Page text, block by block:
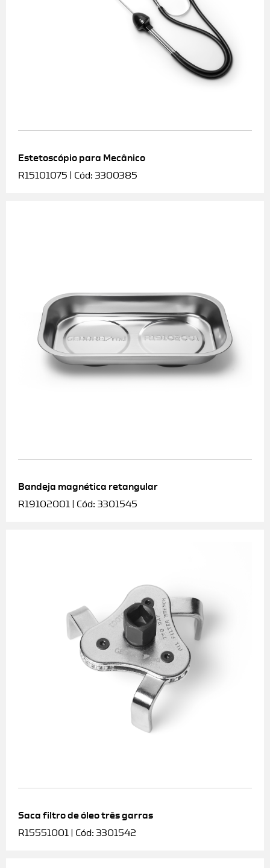
Estetoscópio para Mecânico
R15101075 | Cód: 3300385
Bandeja magnética retangular
R19102001 | Cód: 3301545
Saca filtro de óleo três garras
R15551001 | Cód: 3301542